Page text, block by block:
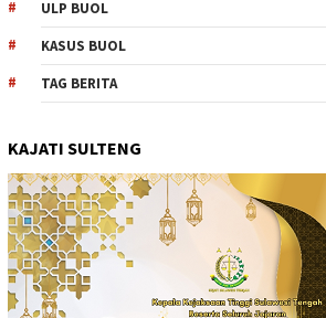
ULP BUOL
KASUS BUOL
TAG BERITA
KAJATI SULTENG